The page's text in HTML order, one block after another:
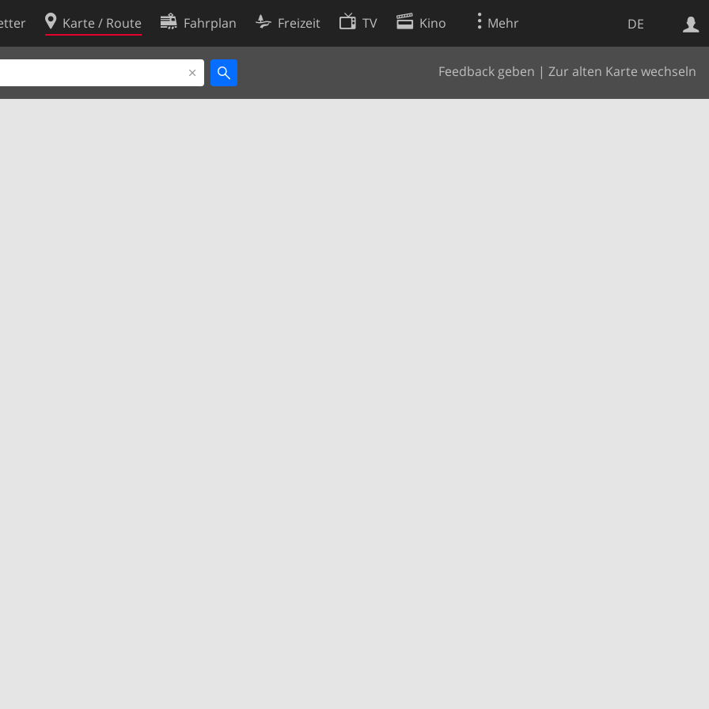
DE
Karte / Route Fahrplan Freizeit TV Kino Mehr
Feedback geben | Zur alten Karte wechseln
Websuche
Cookie-Richtlinie
Cookie-Einstellungen